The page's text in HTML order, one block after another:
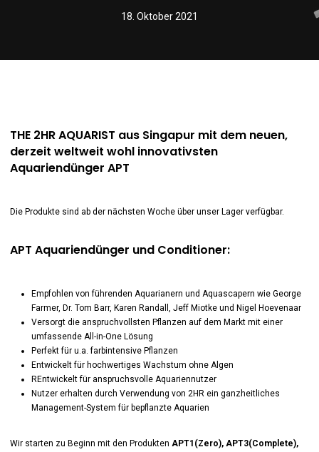
18. Oktober 2021
THE 2HR AQUARIST aus Singapur mit dem neuen,
derzeit weltweit wohl innovativsten
Aquariendünger APT
Die Produkte sind ab der nächsten Woche über unser Lager verfügbar.
APT Aquariendünger und Conditioner:
Empfohlen von führenden Aquarianern und Aquascapern wie George
Farmer, Dr. Tom Barr, Karen Randall, Jeff Miotke und Nigel Hoevenaar
Versorgt die anspruchvollsten Pflanzen auf dem Markt mit einer
umfassende All-in-One Lösung
Perfekt für u.a. farbintensive Pflanzen
Entwickelt für hochwertiges Wachstum ohne Algen
REntwickelt für anspruchsvolle Aquariennutzer
Nutzer erhalten durch Verwendung von 2HR ein ganzheitliches
Management-System für bepflanzte Aquarien
Wir starten zu Beginn mit den Produkten APT1(Zero), APT3(Complete),